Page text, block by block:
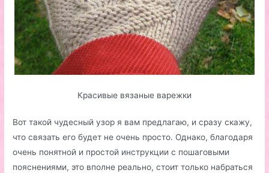
Красивые вязаные варежки
Вот такой чудесный узор я вам предлагаю, и сразу скажу,
что связать его будет не очень просто. Однако, благодаря
очень понятной и простой инструкции с пошаговыми
пояснениями, это вполне реально, стоит только набраться